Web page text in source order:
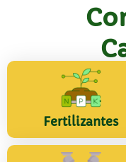
Fertilizantes